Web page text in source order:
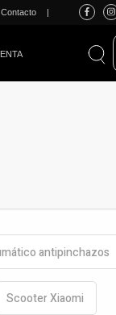
Contacto |
antipinchazos
Scooter Xiaomi